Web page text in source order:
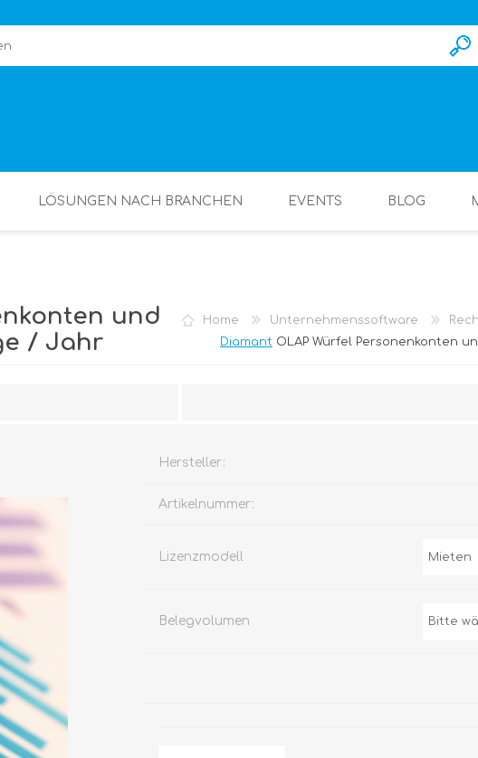
LÖSUNGEN NACH BRANCHEN EVENTS BLOG
Home Unternehmenssoftware
Diamant OLAP Würfel Personenkonten
und
/ Jahr
Hersteller:
Artikelnummer:
Lizenzmodell
Belegvolumen